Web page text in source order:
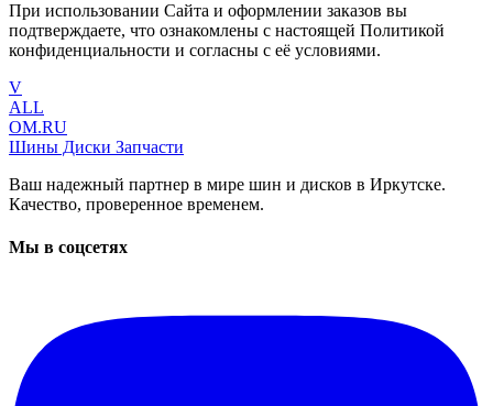
При использовании Сайта и оформлении заказов вы
подтверждаете, что ознакомлены с настоящей Политикой
конфиденциальности и согласны с её условиями.
V
ALL
OM.RU
Шины Диски Запчасти
Ваш надежный партнер в мире шин и дисков в Иркутске.
Качество, проверенное временем.
Мы в соцсетях